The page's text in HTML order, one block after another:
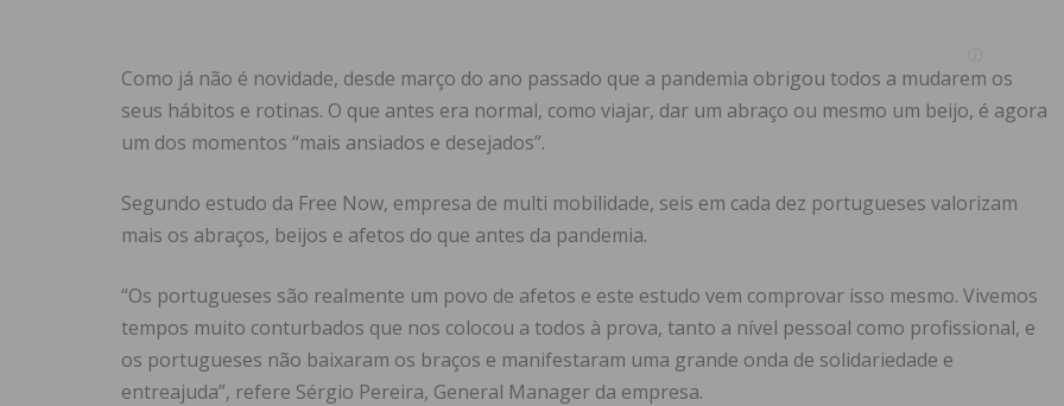
Como já não é novidade, desde março do ano passado que a pandemia obrigou todos a mudarem os
seus hábitos e rotinas. O que antes era normal, como viajar, dar um abraço ou mesmo um beijo, é agora
um dos momentos “mais ansiados e desejados”.
Segundo estudo da Free Now, empresa de multi mobilidade, seis em cada dez portugueses valorizam
mais os abraços, beijos e afetos do que antes da pandemia.
“Os portugueses são realmente um povo de afetos e este estudo vem comprovar isso mesmo. Vivemos
tempos muito conturbados que nos colocou a todos à prova, tanto a nível pessoal como profissional, e
os portugueses não baixaram os braços e manifestaram uma grande onda de solidariedade e
entreajuda”, refere Sérgio Pereira, General Manager da empresa.